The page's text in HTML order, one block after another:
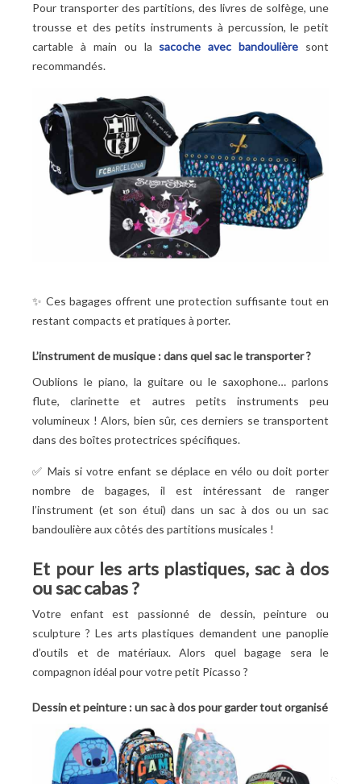
Pour transporter des partitions, des livres de solfège, une
trousse et des petits instruments à percussion, le petit
cartable à main ou la sacoche avec bandoulière sont
recommandés.
✨ Ces bagages offrent une protection suffisante tout en
restant compacts et pratiques à porter.
L’instrument de musique : dans quel sac le transporter?
Oublions le piano, la guitare ou le saxophone… parlons
flute, clarinette et autres petits instruments peu
volumineux ! Alors, bien sûr, ces derniers se transportent
dans des boîtes protectrices spécifiques.
✅ Mais si votre enfant se déplace en vélo ou doit porter
nombre de bagages, il est intéressant de ranger
l’instrument (et son étui) dans un sac à dos ou un sac
bandoulière aux côtés des partitions musicales !
Et pour les arts plastiques, sac à dos
ou sac cabas?
Votre enfant est passionné de dessin, peinture ou
sculpture ? Les arts plastiques demandent une panoplie
d’outils et de matériaux. Alors quel bagage sera le
compagnon idéal pour votre petit Picasso ?
Dessin et peinture : un sac à dos pour garder tout organisé